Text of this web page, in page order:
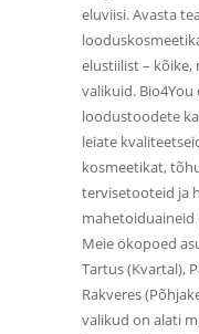
eluviisi. Avasta
elustiilist – kõike,
valikuid. Bio4You
loodustoodete
leiate
kosmeetikat,
tervisetooteid ja
mahetoiduaineid
Meie ökopoed
Tartus (Kvartal),
Rakveres
valikud on alati